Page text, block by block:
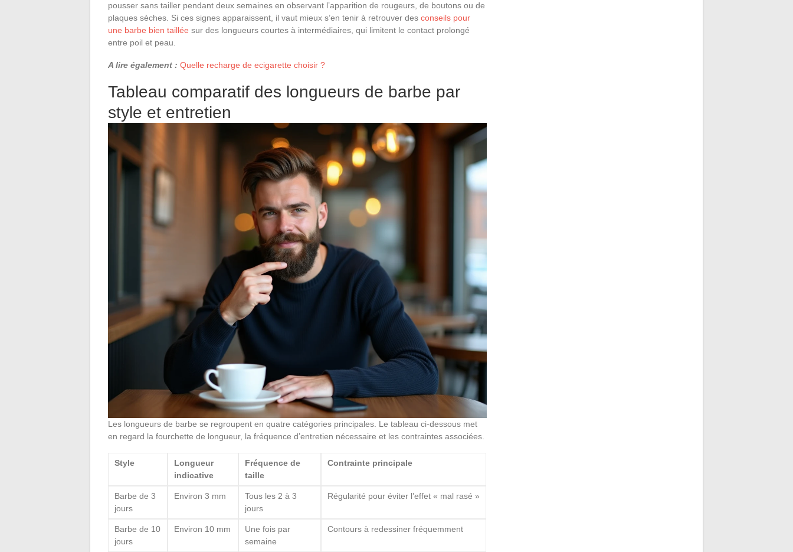
pousser sans tailler pendant deux semaines en observant l’apparition de rougeurs, de boutons ou de
plaques sèches. Si ces signes apparaissent, il vaut mieux s’en tenir à retrouver des conseils pour
une barbe bien taillée sur des longueurs courtes à intermédiaires, qui limitent le contact prolongé
entre poil et peau.
A lire également : Quelle recharge de ecigarette choisir ?
Tableau comparatif des longueurs de barbe par
style et entretien
Les longueurs de barbe se regroupent en quatre catégories principales. Le tableau ci-dessous met
en regard la fourchette de longueur, la fréquence d’entretien nécessaire et les contraintes associées.
Style
Longueur
indicative
Fréquence de
taille
Contrainte principale
Barbe de 3
jours
Environ 3 mm
Tous les 2 à 3
jours
Régularité pour éviter l’effet « mal rasé »
Barbe de 10
jours
Environ 10 mm
Une fois par
semaine
Contours à redessiner fréquemment